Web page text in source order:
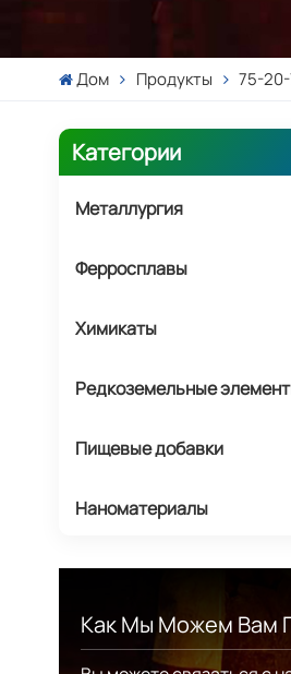
Дом Продукты 75-
Категории
Металлургия
Ферросплавы
Химикаты
Редкоземельные
Пищевые добавки
Наноматериалы
Как Мы Можем Вам